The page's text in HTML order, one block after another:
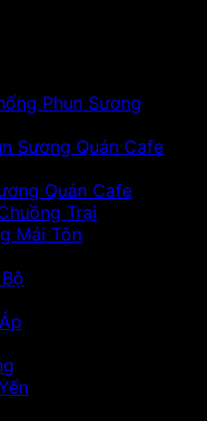
Phun Sương
Sương Quán Cafe
Quán Cafe
Trại
Mái Tôn